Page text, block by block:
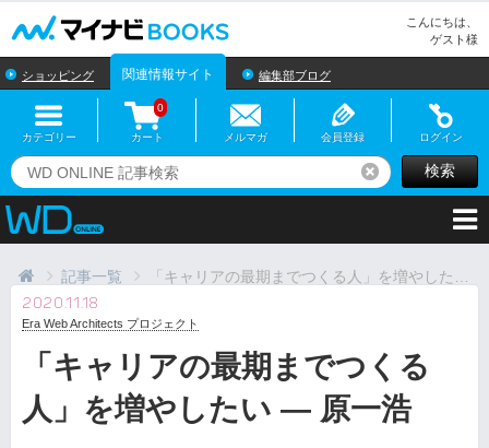
こんにちは、
ゲスト様
ショッピング 関連情報サイト 編集部ブログ
カテゴリー カート
0
メルマガ 会員登録 ログイン
リセット検索
記事一覧 「キャリアの最期までつくる人」を増やしたい ― 原一浩
2020.11.18
Era Web Architects プロジェクト
「キャリアの最期までつくる
人」を増やしたい ― 原一浩